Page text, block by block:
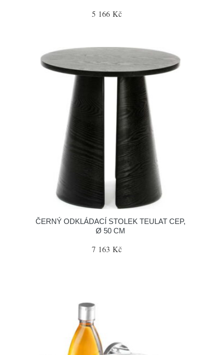
5 166 Kč
ČERNÝ ODKLÁDACÍ STOLEK TEULAT CEP,
Ø 50 CM
7 163 Kč